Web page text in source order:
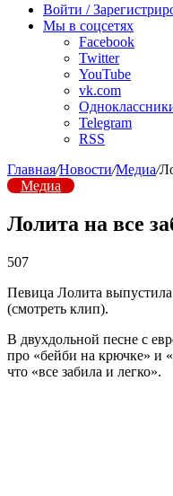
радио
Войти /
Мы в соцсетях
Facebook
Twitter
YouTube
vk.com
Telegram
RSS
Главная/Новости/Медиа/
Медиа
Лолита на все
507
Певица Лолита
(смотреть клип).
В двухдольной песне с
про «бейби на крючке» и
что «все забила и легко».